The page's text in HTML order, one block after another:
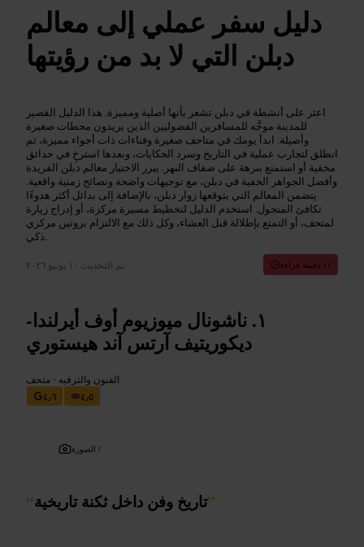
دليل سفر عملي إلى معالم
دبلن التي لا بد من رؤيتها
اعثر على أنشطة في دبلن تشعر بأنها أصلية ومميزة. هذا الدليل القصير
للمدينة موجَّه للمسافرين الفضوليين الذين يريدون محطات صغيرة
وأصيلة. ابدأ يومك في متاحف صغيرة وفناءات ذات أجواء مميزة، ثم
انطلق لتجارب عملية في التاريخ وسرد الحكايات، وبعدها استرخِ في حدائق
مخفية أو استمتع بنزهة على ضفاف النهر. يبرز الاختيار معالم دبلن الفريدة
وأفضل الجواهر الخفية في دبلن، مع توجيهات واضحة ونصائح زمنية واقعية.
يتضمن المعالم التي يتوقعها زوار دبلن، بالإضافة إلى بدائل أكثر هدوءًا
تكافئ المتجول. استخدم الدليل لتخطيط مسيرة مركزة، أو إدراج زيارة
لمتحف، أو التمتع بإطلالة قبل العشاء، وكل ذلك مع الالتزام بروتين مركزي
ذكي.
تم التحديث ١٠ يونيو ٢٠٢٦ ١١ دقيقة قراءة
ناشونال ميوزيوم أوف أيرلندا-
ديكوريتيف آرتس آند هيستوري
الفنون والترفيه • متحف
٤٫٦
٤٫٥
الصورة /
“تاريخ وفن داخل ثكنة تاريخية”